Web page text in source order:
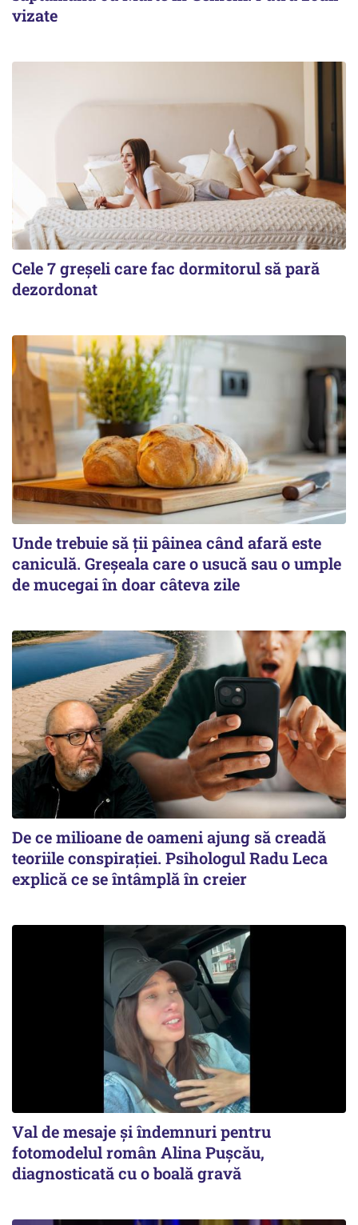
vizate
Cele 7 greșeli care fac dormitorul să pară
dezordonat
Unde trebuie să ții pâinea când afară este
caniculă. Greșeala care o usucă sau o umple
de mucegai în doar câteva zile
De ce milioane de oameni ajung să creadă
teoriile conspirației. Psihologul Radu Leca
explică ce se întâmplă în creier
Val de mesaje și îndemnuri pentru
fotomodelul român Alina Pușcău,
diagnosticată cu o boală gravă